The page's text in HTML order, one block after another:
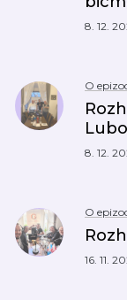
8. 12.
O
8. 12.
O
16. 11.